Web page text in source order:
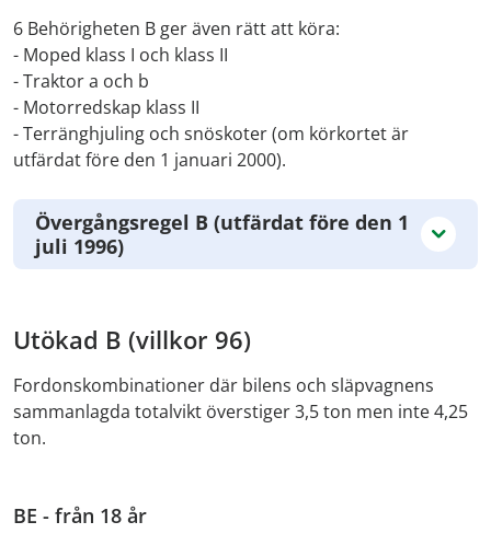
6 Behörigheten B ger även rätt att köra:
- Moped klass I och klass II
- Traktor a och b
- Motorredskap klass II
- Terränghjuling och snöskoter (om körkortet är
utfärdat före den 1 januari 2000).
Övergångsregel B (utfärdat före den 1
juli 1996)
Utökad B (villkor 96)
Fordonskombinationer där bilens och släpvagnens
sammanlagda totalvikt överstiger 3,5 ton men inte 4,25
ton.
BE - från 18 år